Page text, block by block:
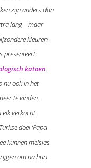
zijn anders dan
lang – maar
kleuren
presenteert:
katoen.
nu ook in het
te vinden.
elk verkocht
doel ‘Papa
kunnen meisjes
om na hun